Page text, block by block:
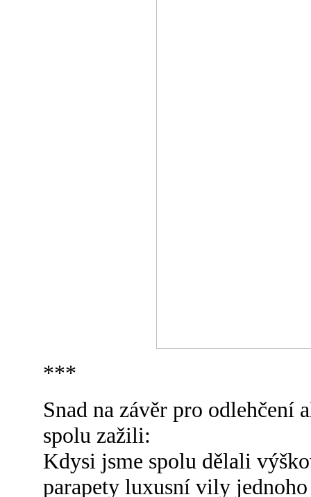
***
Snad na závěr pro odlehčení
spolu zažili:
Kdysi jsme spolu dělali
parapety luxusní vily